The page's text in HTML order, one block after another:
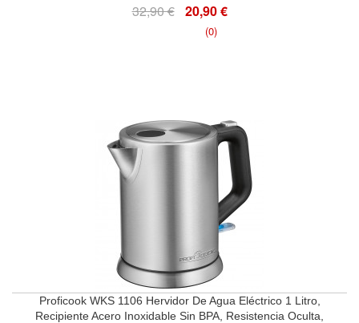
32,90 € 20,90 €
(0)
Proficook WKS 1106 Hervidor De Agua Eléctrico 1 Litro,
Recipiente Acero Inoxidable Sin BPA, Resistencia Oculta,